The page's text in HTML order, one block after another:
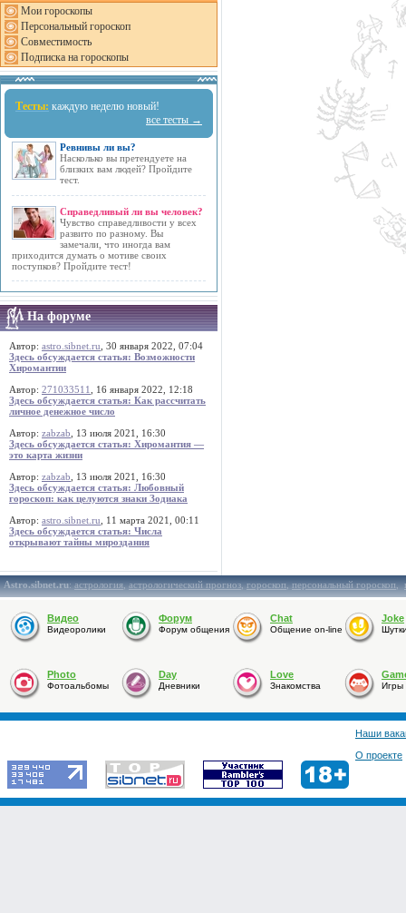
Мои гороскопы
Персональный гороскоп
Совместимость
Подписка на гороскопы
Тесты: каждую неделю новый!
все тесты →
Ревнивы ли вы?
Насколько вы претендуете на
близких вам людей? Пройдите
тест.
Справедливый ли вы человек?
Чувство справедливости у всех
развито по разному. Вы
замечали, что иногда вам
приходится думать о мотиве своих
поступков? Пройдите тест!
На форуме
Автор: astro.sibnet.ru , 30 января 2022, 07:04
Здесь обсуждается статья: Возможности
Хиромантии
Автор: 271033511
, 16 января 2022, 12:18
Здесь обсуждается статья: Как рассчитать
личное денежное число
Автор: zabzab , 13 июля 2021, 16:30
Здесь обсуждается статья: Хиромантия —
это карта жизни
Автор: zabzab , 13 июля 2021, 16:30
Здесь обсуждается статья: Любовный
гороскоп: как целуются знаки Зодиака
Автор: astro.sibnet.ru , 11 марта 2021, 00:11
Здесь обсуждается статья: Числа
открывают тайны мироздания
Astro.sibnet.ru:астрология,астрологический прогноз,гороскоп,персональный гороскоп,
Видео
Видеоролики
Форум
Форум общения
Chat
Общение on-line
Joke
Photo
Фотоальбомы
Day
Дневники
Love
Знакомства Игры
Наши
О проекте